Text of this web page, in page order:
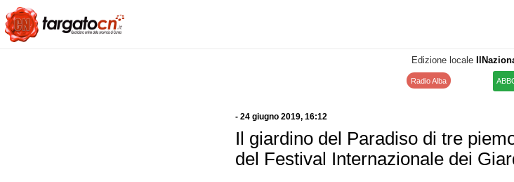
Edizione locale
Radio Alba
- 24 giugno 2019, 16:12
Il giardino del Paradiso di tre
del Festival Internazionale dei